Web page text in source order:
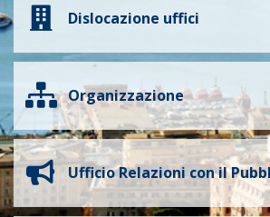
Dislocazione uffici
Organizzazione
Ufficio Relazioni con il